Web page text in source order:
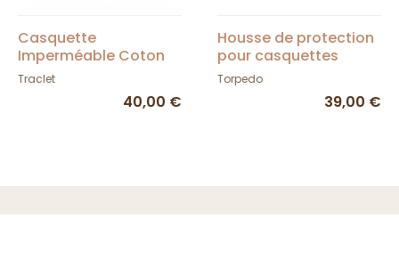
Casquette
Imperméable Coton
Ciré Marron - Torpedo
Traclet
40,00 €
Housse de protection
pour casquettes
marin et voiturier
Torpedo
39,00 €